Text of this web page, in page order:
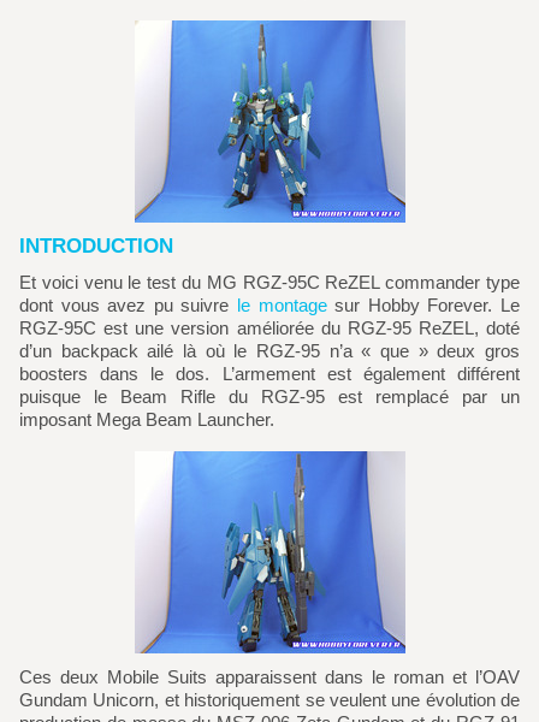
INTRODUCTION
Et voici venu le test du MG RGZ-95C ReZEL commander type
dont vous avez pu suivre le montagesur Hobby Forever. Le
RGZ-95C est une version améliorée du RGZ-95 ReZEL, doté
d’un backpack ailé là où le RGZ-95 n’a « que » deux gros
boosters dans le dos. L’armement est également différent
puisque le Beam Rifle du RGZ-95 est remplacé par un
imposant Mega Beam Launcher.
Ces deux Mobile Suits apparaissent dans le roman et l’OAV
Gundam Unicorn, et historiquement se veulent une évolution de